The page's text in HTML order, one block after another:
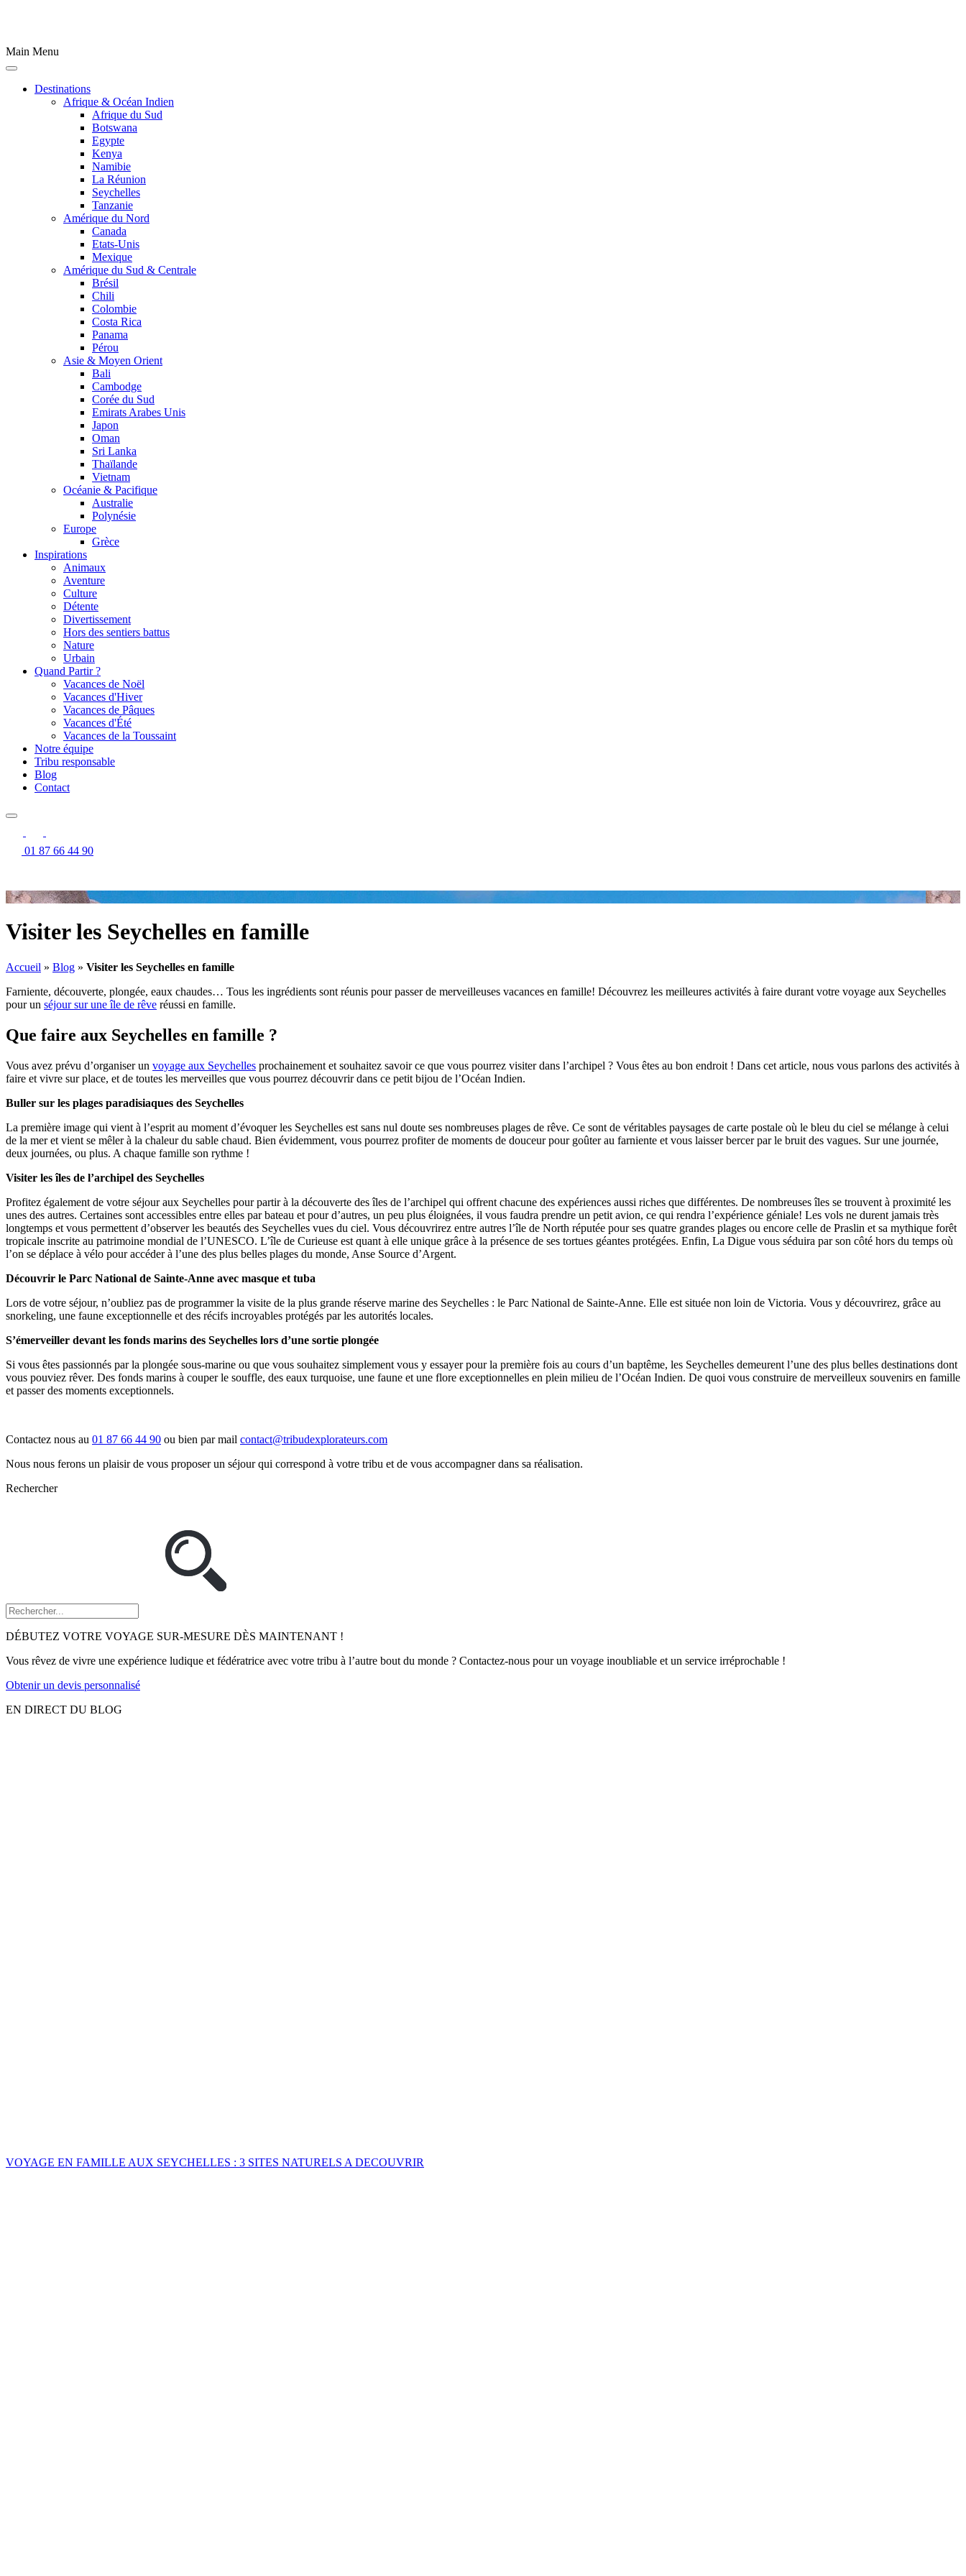
Main Menu
Destinations
Afrique & Océan Indien
Afrique du Sud
Botswana
Egypte
Kenya
Namibie
La Réunion
Seychelles
Tanzanie
Amérique du Nord
Canada
Etats-Unis
Mexique
Amérique du Sud & Centrale
Brésil
Chili
Colombie
Costa Rica
Panama
Pérou
Asie & Moyen Orient
Bali
Cambodge
Corée du Sud
Emirats Arabes Unis
Japon
Oman
Sri Lanka
Thaïlande
Vietnam
Océanie & Pacifique
Australie
Polynésie
Europe
Grèce
Inspirations
Animaux
Aventure
Culture
Détente
Divertissement
Hors des sentiers battus
Nature
Urbain
Quand Partir ?
Vacances de Noël
Vacances d'Hiver
Vacances de Pâques
Vacances d'Été
Vacances de la Toussaint
Notre équipe
Tribu responsable
Blog
Contact
01 87 66 44 90
Visiter les Seychelles en famille
Accueil » Blog » Visiter les Seychelles en famille
Farniente, découverte, plongée, eaux chaudes… Tous les ingrédients sont réunis pour passer de merveilleuses vacances en famille! Découvrez les meilleures activités à faire durant votre voyage aux Seychelles
pour un séjour sur une île de rêve réussi en famille.
Que faire aux Seychelles en famille ?
Vous avez prévu d’organiser un voyage aux Seychelles prochainement et souhaitez savoir ce que vous pourrez visiter dans l’archipel ? Vous êtes au bon endroit ! Dans cet article, nous vous parlons des activités à
faire et vivre sur place, et de toutes les merveilles que vous pourrez découvrir dans ce petit bijou de l’Océan Indien.
Buller sur les plages paradisiaques des Seychelles
La première image qui vient à l’esprit au moment d’évoquer les Seychelles est sans nul doute ses nombreuses plages de rêve. Ce sont de véritables paysages de carte postale où le bleu du ciel se mélange à celui
de la mer et vient se mêler à la chaleur du sable chaud. Bien évidemment, vous pourrez profiter de moments de douceur pour goûter au farniente et vous laisser bercer par le bruit des vagues. Sur une journée,
deux journées, ou plus. A chaque famille son rythme !
Visiter les îles de l’archipel des Seychelles
Profitez également de votre séjour aux Seychelles pour partir à la découverte des îles de l’archipel qui offrent chacune des expériences aussi riches que différentes. De nombreuses îles se trouvent à proximité les
unes des autres. Certaines sont accessibles entre elles par bateau et pour d’autres, un peu plus éloignées, il vous faudra prendre un petit avion, ce qui rendra l’expérience géniale! Les vols ne durent jamais très
longtemps et vous permettent d’observer les beautés des Seychelles vues du ciel. Vous découvrirez entre autres l’île de North réputée pour ses quatre grandes plages ou encore celle de Praslin et sa mythique forêt
tropicale inscrite au patrimoine mondial de l’UNESCO. L’île de Curieuse est quant à elle unique grâce à la présence de ses tortues géantes protégées. Enfin, La Digue vous séduira par son côté hors du temps où
l’on se déplace à vélo pour accéder à l’une des plus belles plages du monde, Anse Source d’Argent.
Découvrir le Parc National de Sainte-Anne avec masque et tuba
Lors de votre séjour, n’oubliez pas de programmer la visite de la plus grande réserve marine des Seychelles : le Parc National de Sainte-Anne. Elle est située non loin de Victoria. Vous y découvrirez, grâce au
snorkeling, une faune exceptionnelle et des récifs incroyables protégés par les autorités locales.
S’émerveiller devant les fonds marins des Seychelles lors d’une sortie plongée
Si vous êtes passionnés par la plongée sous-marine ou que vous souhaitez simplement vous y essayer pour la première fois au cours d’un baptême, les Seychelles demeurent l’une des plus belles destinations dont
vous pouviez rêver. Des fonds marins à couper le souffle, des eaux turquoise, une faune et une flore exceptionnelles en plein milieu de l’Océan Indien. De quoi vous construire de merveilleux souvenirs en famille
et passer des moments exceptionnels.
Contactez nous au 01 87 66 44 90 ou bien par mail contact@tribudexplorateurs.com
Nous nous ferons un plaisir de vous proposer un séjour qui correspond à votre tribu et de vous accompagner dans sa réalisation.
Rechercher
DÉBUTEZ VOTRE VOYAGE SUR-MESURE DÈS MAINTENANT !
Vous rêvez de vivre une expérience ludique et fédératrice avec votre tribu à l’autre bout du monde ? Contactez-nous pour un voyage inoubliable et un service irréprochable !
Obtenir un devis personnalisé
EN DIRECT DU BLOG
VOYAGE EN FAMILLE AUX SEYCHELLES : 3 SITES NATURELS A DECOUVRIR